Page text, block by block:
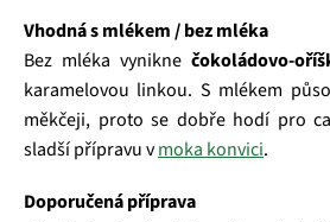
Vhodná s mlékem / bez mléka
Bez mléka vynikne
karamelovou linkou. S mlékem
měkčeji, proto se dobře hodí pro
sladší přípravu vmoka konvici.
Doporučená příprava